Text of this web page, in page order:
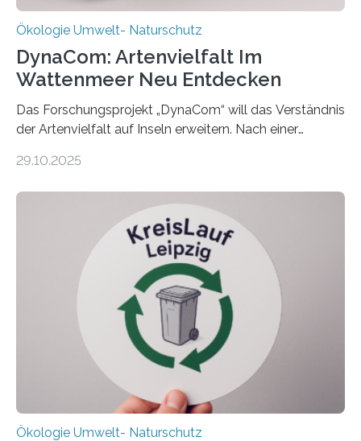
Ökologie Umwelt- Naturschutz
DynaCom: Artenvielfalt Im
Wattenmeer Neu Entdecken
Das Forschungsprojekt „DynaCom“ will das Verständnis
der Artenvielfalt auf Inseln erweitern. Nach einer
Beobachtungen im Wattenmeer ist nun eine große
Oldenburg befassen sich insbesondere damit, wie ein
Ökosystem gedeiht – und wie sich dieser Prozess
verlässlich prognostizieren lässt. Grünes Licht für
„DynaCom“: Die Deutsche Forschungsgemeinschaft
(DFG) fördert das Anfang 2019 gestartete
Forschungsprojekt an der Universität Oldenburg für
zwei weitere Jahre mit rund 1,2 Millionen Euro. „Wir
freuen uns sehr über…
29.10.2025
Ökologie Umwelt- Naturschutz